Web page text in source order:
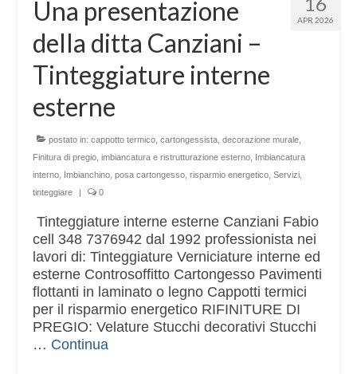
Altri servizi
Cartongesso
Controsoffitti
Posa pavimento laminato
Muratura
APR 2026
Una presentazione
della ditta Canziani –
Tinteggiature interne
esterne
postato in: cappotto termico, cartongessista, decorazione murale,
Finitura di pregio, imbiancatura e ristrutturazione esterno, Imbiancatura
interno, Imbianchino, posa cartongesso, risparmio energetico, Servizi,
tinteggiare
0
Tinteggiature interne esterne Canziani Fabio
cell 348 7376942 dal 1992 professionista nei
lavori di: Tinteggiature Verniciature interne ed
esterne Controsoffitto Cartongesso Pavimenti
flottanti in laminato o legno Cappotti termici
per il risparmio energetico RIFINITURE DI
PREGIO: Velature Stucchi decorativi Stucchi
… Continua